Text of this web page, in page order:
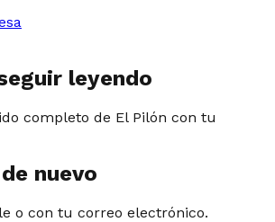
leyendo
completo de El Pilón con tu
nuevo
o con tu correo electrónico.